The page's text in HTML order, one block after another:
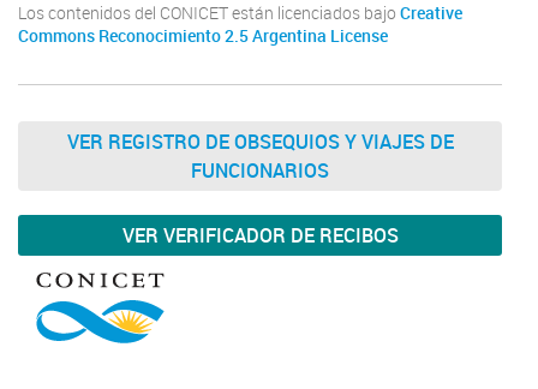
Los contenidos del CONICET están licenciados bajo Creative
Commons Reconocimiento 2.5 Argentina License
VER REGISTRO DE OBSEQUIOS Y VIAJES DE
FUNCIONARIOS
VER VERIFICADOR DE RECIBOS